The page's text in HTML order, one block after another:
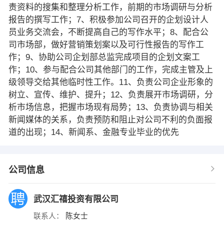
责资料的搜集和整理分析工作，前期的市场调研与分析
报告的撰写工作；7、积极参加公司召开的企划设计人
员业务交流会，不断提高自己的写作水平；8、配合公
司市场部，做好营销策划案以及可行性报告的写作工
作；9、协助公司企划部总监完成项目的企划文案工
作；10、参与配合公司其他部门的工作，完成主管及上
级领导交给其他临时性工作。11、负责公司企业形象的
树立、宣传、维护、提升；12、负责展开市场调研，分
析市场信息，把握市场现有局势；13、负责协调与相关
新闻媒体的关系，负责预防和阻止对公司不利的负面报
道的出现；14、新闻系、金融专业毕业的优先
公司信息
武汉汇禧投资有限公司
联系人： 陈女士